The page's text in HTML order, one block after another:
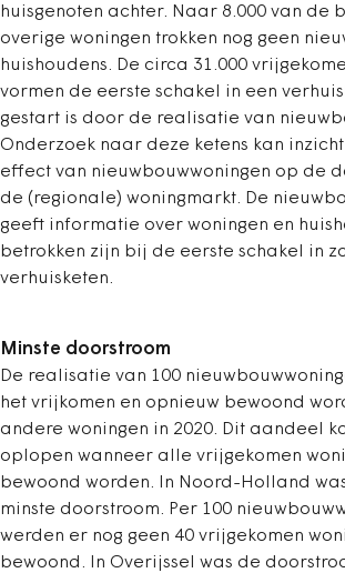
huisgenoten achter. Naar 8.000 van de
overige woningen trokken nog geen
huishoudens. De circa 31.000
vormen de eerste schakel in een
gestart is door de realisatie van
Onderzoek naar deze ketens kan
effect van nieuwbouwwoningen op de
de (regionale) woningmarkt. De
geeft informatie over woningen en
betrokken zijn bij de eerste schakel in
verhuisketen.
Minste doorstroom
De realisatie van 100
het vrijkomen en opnieuw bewoond
andere woningen in 2020. Dit aandeel
oplopen wanneer alle vrijgekomen
bewoond worden. In Noord-Holland
minste doorstroom. Per 100
werden er nog geen 40 vrijgekomen
bewoond. In Overijssel was de